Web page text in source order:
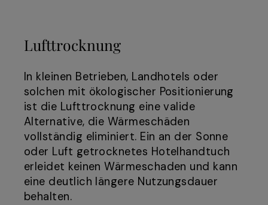
Lufttrocknung
In kleinen Betrieben, Landhotels oder
solchen mit ökologischer Positionierung
ist die Lufttrocknung eine valide
Alternative, die Wärmeschäden
vollständig eliminiert. Ein an der Sonne
oder Luft getrocknetes Hotelhandtuch
erleidet keinen Wärmeschaden und kann
eine deutlich längere Nutzungsdauer
behalten.